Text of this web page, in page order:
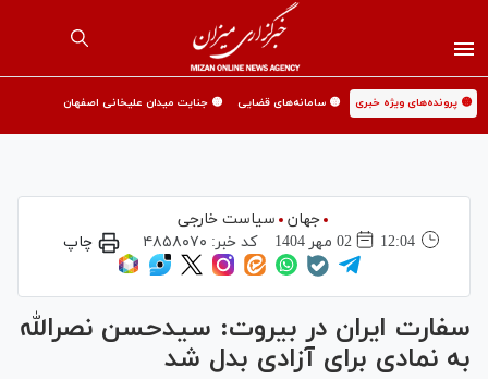
🟡 پرونده‌های ویژه خبری 🟡 سامانه‌های قضایی 🟡 جنایت میدان علیخانی اصفهان
جهان
سیاست خارجی
12:04
02 مهر 1404 کد خبر: ۴۸۵۸۰۷۰ چاپ
سفارت ایران در بیروت: سیدحسن نصرالله
به نمادی برای آزادی بدل شد